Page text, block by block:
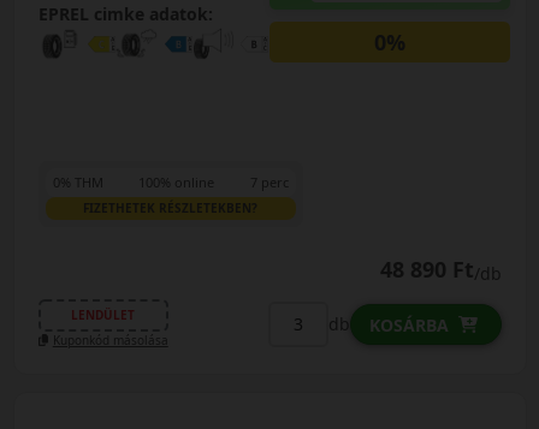
EPREL cimke adatok:
0%
0% THM 100% online 7 perc
FIZETHETEK RÉSZLETEKBEN?
48 890 Ft/db
LENDÜLET
Kuponkód másolása
db KOSÁRBA